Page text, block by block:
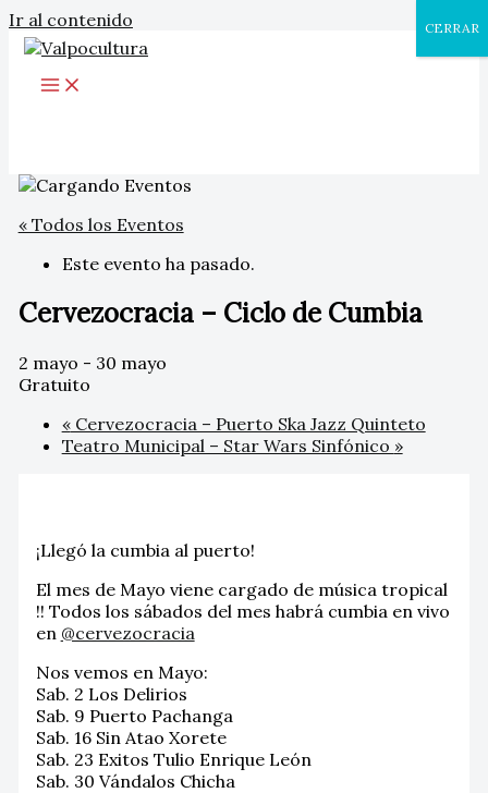
Ir al contenido
« Todos los Eventos
Este evento ha pasado.
Cervezocracia – Ciclo de Cumbia
2 mayo - 30 mayo
Gratuito
«Cervezocracia – Puerto Ska Jazz Quinteto
Teatro Municipal – Star Wars Sinfónico »
¡Llegó la cumbia al puerto!
El mes de Mayo viene cargado de música tropical
!! Todos los sábados del mes habrá cumbia en vivo
en @cervezocracia
Nos vemos en Mayo:
Sab. 2 Los Delirios
Sab. 9 Puerto Pachanga
Sab. 16 Sin Atao Xorete
Sab. 23 Exitos Tulio Enrique León
Sab. 30 Vándalos Chicha
CERRAR